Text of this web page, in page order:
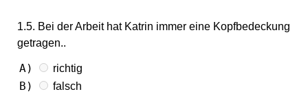
1.5. Bei der Arbeit hat Katrin immer eine Kopfbedeckung
getragen..
A) richtig
B) falsch